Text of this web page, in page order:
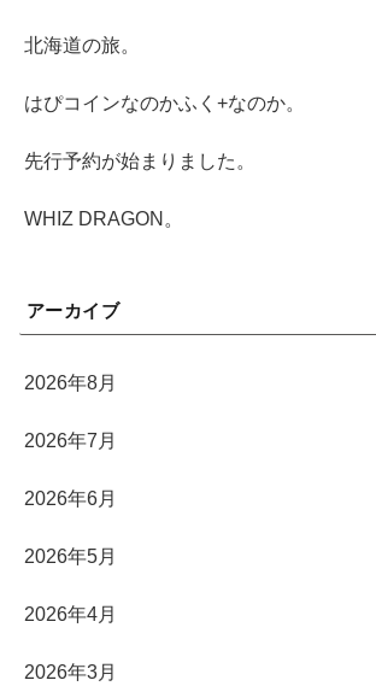
北海道の旅。
はぴコインなのかふく+なのか。
先行予約が始まりました。
WHIZ DRAGON。
アーカイブ
2026年8月
2026年7月
2026年6月
2026年5月
2026年4月
2026年3月